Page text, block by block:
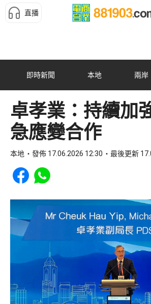
直播
即時新聞 本地 兩岸
卓孝業：持續加
急應變合作
本地 發佈 17.06.2026 12:30 最後更新
Share to Facebook
Share to WhatsApp